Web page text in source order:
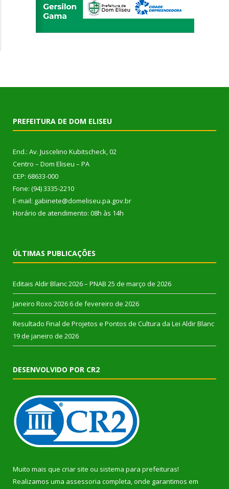
PREFEITURA DE DOM ELISEU
End.: Av. Juscelino Kubitscheck, 02
Centro – Dom Eliseu – PA
CEP: 68633-000
Fone: (94) 3335-2210
E-mail: gabinete@domeliseu.pa.gov.br
Horário de atendimento: 08h às 14h
ÚLTIMAS PUBLICAÇÕES
Editais Aldir Blanc 2026 – PNAB 25 de março de 2026
Janeiro Roxo 2026 6 de fevereiro de 2026
Resultado Final de Projetos e Pontos de Cultura da Lei Aldir Blanc
19 de janeiro de 2026
DESENVOLVIDO POR CR2
Muito mais que criar site ou sistema para prefeituras!
Realizamos uma assessoria completa, onde garantimos em